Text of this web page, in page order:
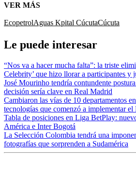
VER MÁS
EcopetrolAguas Kpital CúcutaCúcuta
Le puede interesar
“Nos va a hacer mucha falta”: la triste
Celebrity’ que hizo llorar a participantes y
José Mourinho tendría contundente
decisión sería clave en Real Madrid
Cambiaron las vías de 10 departamentos
tecnologías que comenzó a implementar el
Tabla de posiciones en Liga BetPlay:
América e Inter Bogotá
La Selección Colombia tendrá una
fotografías que sorprenden a Sudamérica